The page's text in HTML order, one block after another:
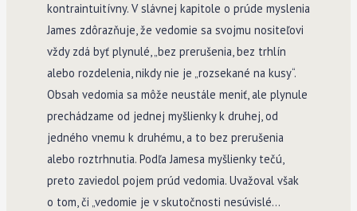
kontraintuitívny. V slávnej kapitole o prúde myslenia
James zdôrazňuje, že vedomie sa svojmu nositeľovi
vždy zdá byť plynulé, „bez prerušenia, bez trhlín
alebo rozdelenia, nikdy nie je „rozsekané na kusy“.
Obsah vedomia sa môže neustále meniť, ale plynule
prechádzame od jednej myšlienky k druhej, od
jedného vnemu k druhému, a to bez prerušenia
alebo roztrhnutia. Podľa Jamesa myšlienky tečú,
preto zaviedol pojem prúd vedomia. Uvažoval však
o tom, či „vedomie je v skutočnosti nesúvislé…